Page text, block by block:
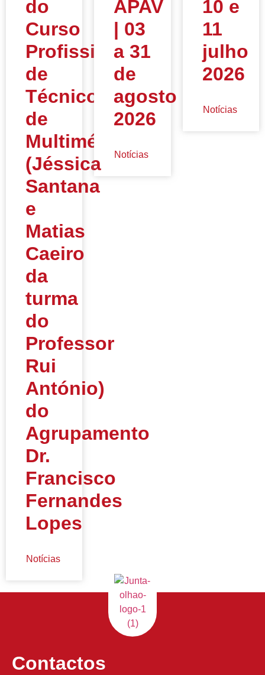
do
Curso
Profissional
de
Técnico
de
Multimédia
(Jéssica
Santana
e
Matias
Caeiro
da
turma
do
Professor
Rui
António)
do
Agrupamento
Dr.
Francisco
Fernandes
Lopes
Notícias
APAV
| 03
a 31
de
agosto
2026
Notícias
10 e
11
julho
2026
Notícias
Contactos